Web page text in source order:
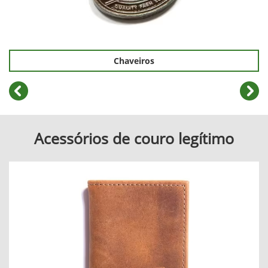
Chaveiros
templates.template-
Acessórios de couro legítimo